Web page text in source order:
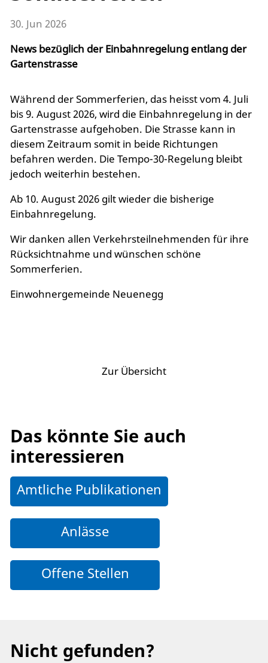
30. Jun 2026
News bezüglich der Einbahnregelung entlang der
Gartenstrasse
Während der Sommerferien, das heisst vom 4. Juli
bis 9. August 2026, wird die Einbahnregelung in der
Gartenstrasse aufgehoben. Die Strasse kann in
diesem Zeitraum somit in beide Richtungen
befahren werden. Die Tempo-30-Regelung bleibt
jedoch weiterhin bestehen.
Ab 10. August 2026 gilt wieder die bisherige
Einbahnregelung.
Wir danken allen Verkehrsteilnehmenden für ihre
Rücksichtnahme und wünschen schöne
Sommerferien.
Einwohnergemeinde Neuenegg
Zur Übersicht
Das könnte Sie auch
interessieren
Amtliche Publikationen
Anlässe
Offene Stellen
Nicht gefunden?